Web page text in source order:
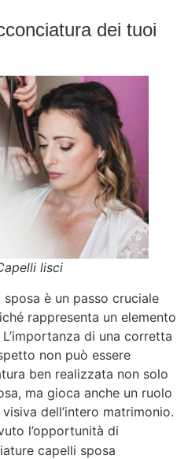
dei tuoi
lisci
sposa è un passo cruciale
rappresenta un elemento
di una corretta
non può essere
ben realizzata non solo
ma gioca anche un ruolo
dell’intero matrimonio.
l’opportunità di
capelli sposa